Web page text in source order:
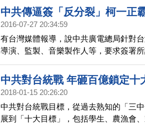
中共傳逼簽「反分裂」柯一正
2016-07-27 20:34:59
有台灣媒體報導，說中共廣電總局針對
導演、監製、音樂製作人等，要求簽署
否則無法在中國進行演藝活動，對此，
局不該再拿藝人開刀；不過，台灣導演
清，誰才是分裂國土。
中共對台統戰 年砸百億鎖定十
2018-01-15 20:26:20
中共對台統戰目標，從過去熟知的「三
展到「十大目標」，包括學生、農漁會